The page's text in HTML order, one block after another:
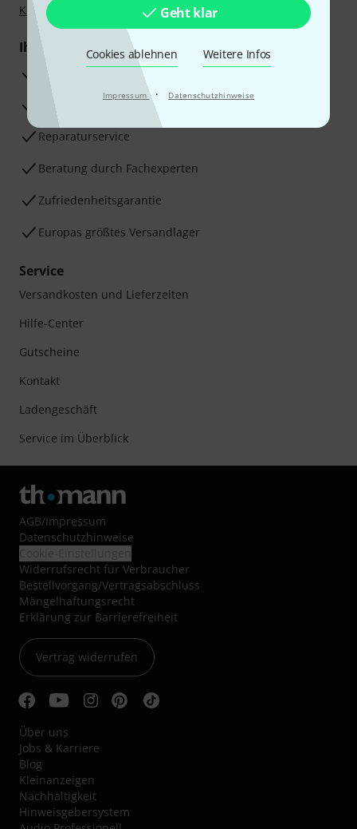
Geht klar
Cookies ablehnen Weitere Infos
Impressum · Datenschutzhinweise
Klarna Ratenzahlung
oder Kreditkarte.
Ihre Vorteile
3 Jahre Thomann Garantie
30 Tage Money-Back-Garantie
Reparaturservice
Beratung durch Fachexperten
Zufriedenheitsgarantie
Europas größtes Versandlager
Service
Versandkosten und Lieferzeiten
Hilfe-Center
Gutscheine
Kontakt
Ladengeschäft
Service im Überblick
AGB/Impressum
Datenschutzhinweise
Widerrufsrecht für Verbraucher
Bestellvorgang/Vertragsabschluss
Mängelhaftungsrecht
Erklärung zur Barrierefreiheit
Vertrag widerrufen
Über uns
Jobs & Karriere
Blog
Kleinanzeigen
Nachhaltigkeit
Hinweisgebersystem